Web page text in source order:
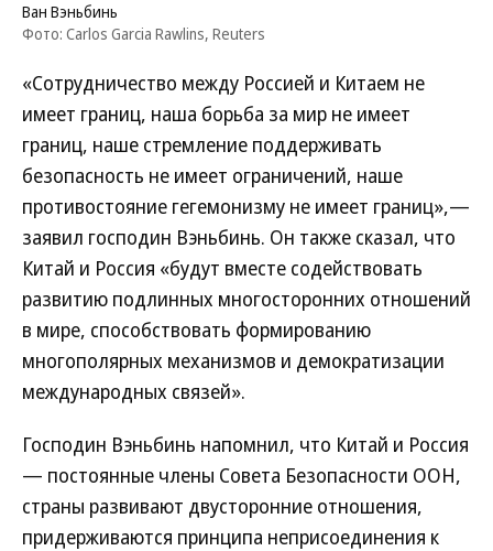
Ван Вэньбинь
Фото: Carlos Garcia Rawlins, Reuters
«Сотрудничество между Россией и Китаем не
имеет границ, наша борьба за мир не имеет
границ, наше стремление поддерживать
безопасность не имеет ограничений, наше
противостояние гегемонизму не имеет границ»,—
заявил господин Вэньбинь. Он также сказал, что
Китай и Россия «будут вместе содействовать
развитию подлинных многосторонних отношений
в мире, способствовать формированию
многополярных механизмов и демократизации
международных связей».
Господин Вэньбинь напомнил, что Китай и Россия
— постоянные члены Совета Безопасности ООН,
страны развивают двусторонние отношения,
придерживаются принципа неприсоединения к